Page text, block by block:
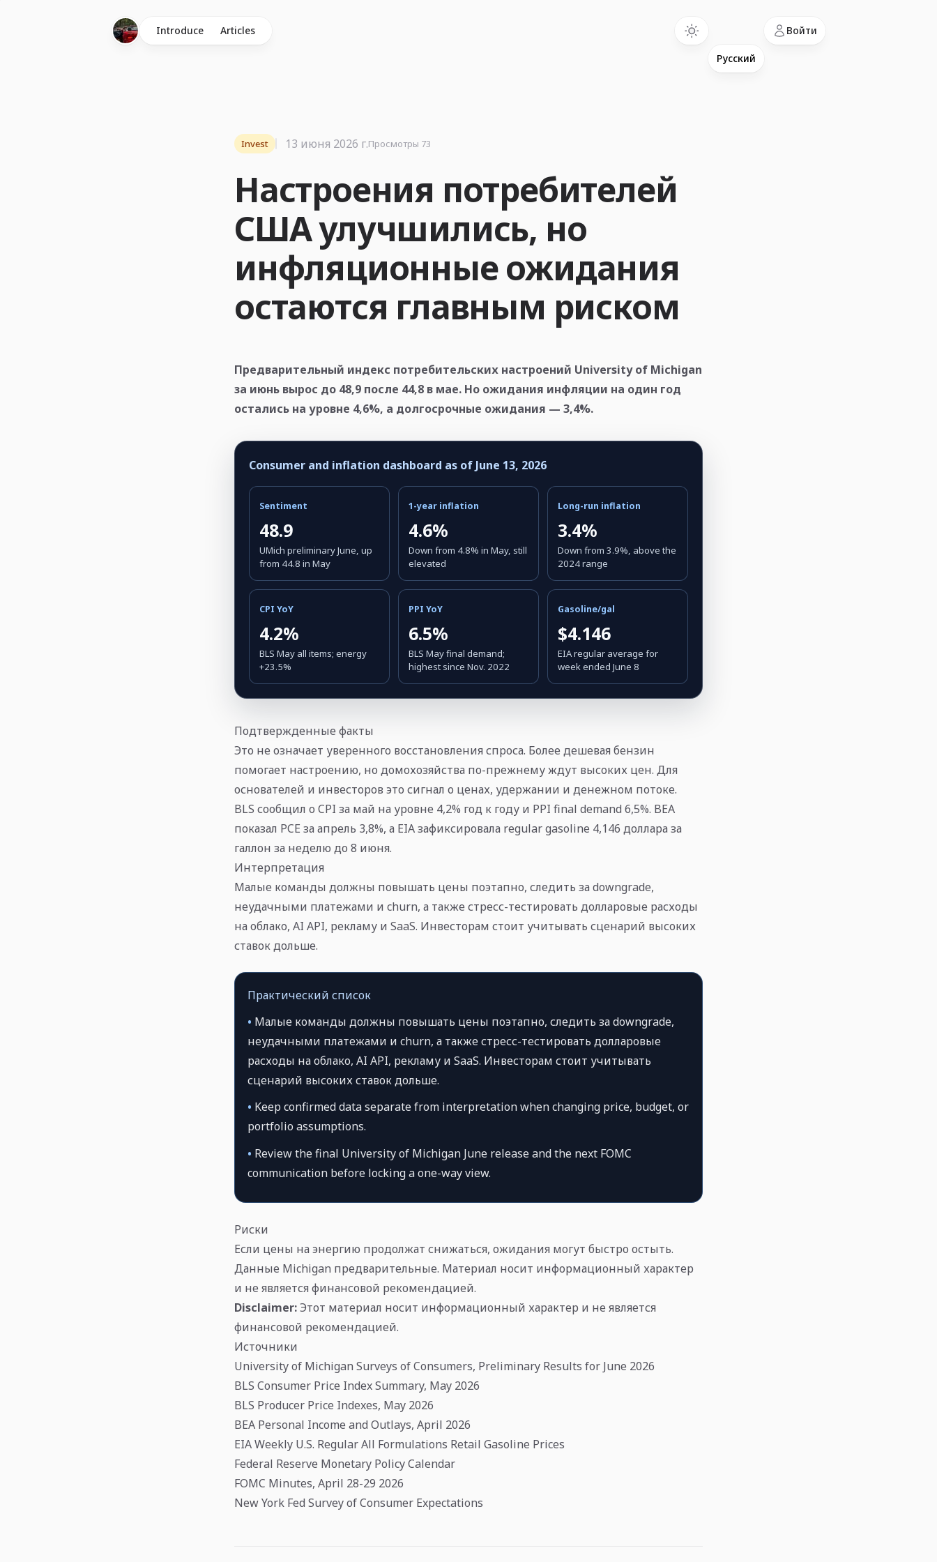
Introduce Articles Войти
Настроения потребителей
США улучшились, но
инфляционные ожидания
остаются главным риском
Invest 13 июня 2026 г.Просмотры 73
Предварительный индекс потребительских настроений University of Michigan
за июнь вырос до 48,9 после 44,8 в мае. Но ожидания инфляции на один год
остались на уровне 4,6%, а долгосрочные ожидания — 3,4%.
Consumer and inflation dashboard as of June 13, 2026
Sentiment
48.9
UMich preliminary June, up
from 44.8 in May
1-year inflation
4.6%
Down from 4.8% in May, still
elevated
Long-run inflation
3.4%
Down from 3.9%, above the
2024 range
CPI YoY
4.2%
BLS May all items; energy
+23.5%
PPI YoY
6.5%
BLS May final demand;
highest since Nov. 2022
Gasoline/gal
$4.146
EIA regular average for
week ended June 8
Подтвержденные факты
Это не означает уверенного восстановления спроса. Более дешевая бензин
помогает настроению, но домохозяйства по-прежнему ждут высоких цен. Для
основателей и инвесторов это сигнал о ценах, удержании и денежном потоке.
BLS сообщил о CPI за май на уровне 4,2% год к году и PPI final demand 6,5%. BEA
показал PCE за апрель 3,8%, а EIA зафиксировала regular gasoline 4,146 доллара за
галлон за неделю до 8 июня.
Интерпретация
Малые команды должны повышать цены поэтапно, следить за downgrade,
неудачными платежами и churn, а также стресс-тестировать долларовые расходы
на облако, AI API, рекламу и SaaS. Инвесторам стоит учитывать сценарий высоких
ставок дольше.
Практический список
• Малые команды должны повышать цены поэтапно, следить за downgrade,
неудачными платежами и churn, а также стресс-тестировать долларовые
расходы на облако, AI API, рекламу и SaaS. Инвесторам стоит учитывать
сценарий высоких ставок дольше.
• Keep confirmed data separate from interpretation when changing price, budget, or
portfolio assumptions.
• Review the final University of Michigan June release and the next FOMC
communication before locking a one-way view.
Риски
Если цены на энергию продолжат снижаться, ожидания могут быстро остыть.
Данные Michigan предварительные. Материал носит информационный характер
и не является финансовой рекомендацией.
Disclaimer:Этот материал носит информационный характер и не является
финансовой рекомендацией.
Источники
University of Michigan Surveys of Consumers, Preliminary Results for June 2026
BLS Consumer Price Index Summary, May 2026
BLS Producer Price Indexes, May 2026
BEA Personal Income and Outlays, April 2026
EIA Weekly U.S. Regular All Formulations Retail Gasoline Prices
Federal Reserve Monetary Policy Calendar
FOMC Minutes, April 28-29 2026
New York Fed Survey of Consumer Expectations